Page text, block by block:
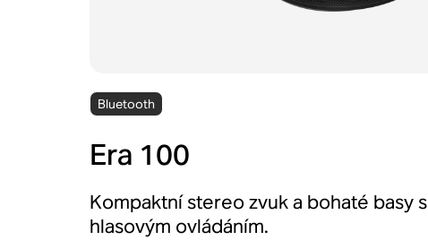
Bluetooth
Era 100
Kompaktní stereo zvuk a bohaté basy s
hlasovým ovládáním.